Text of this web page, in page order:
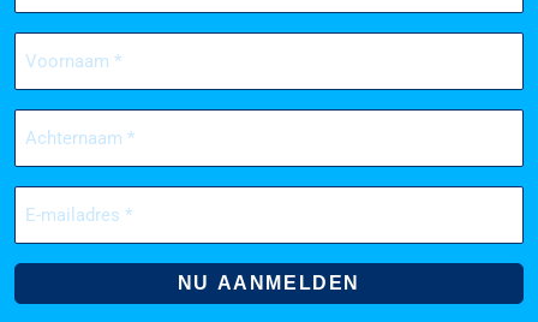
Voornaam
(Nécessaire)
Achternaam
(Nécessaire)
E-
mailadres
(Nécessaire)